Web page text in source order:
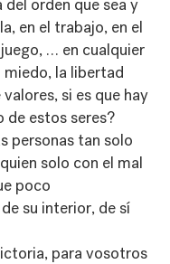
orden que sea y
en el trabajo, en el
… en cualquier
miedo, la libertad
si es que hay
de estos seres?
personas tan solo
solo con el mal
poco
su interior, de sí
para vosotros